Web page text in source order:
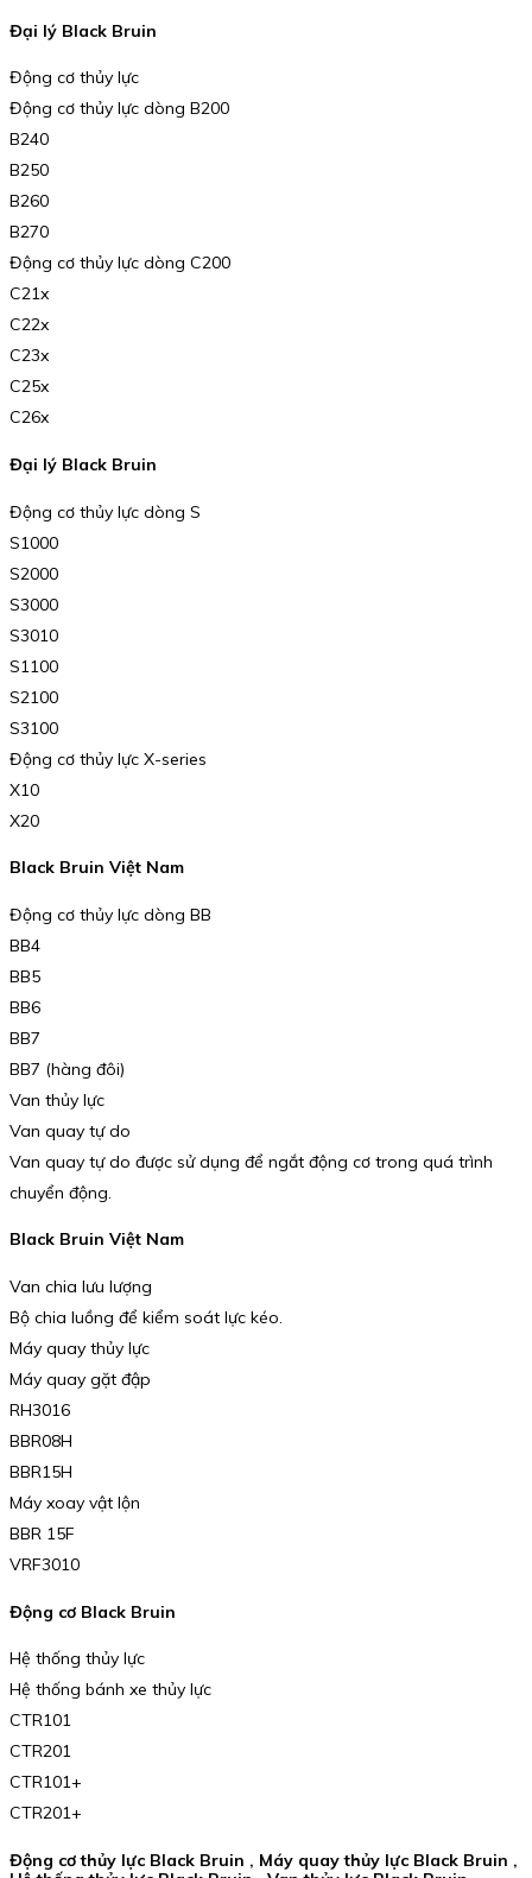
Đại lý Black Bruin
Động cơ thủy lực
Động cơ thủy lực dòng B200
B240
B250
B260
B270
Động cơ thủy lực dòng C200
C21x
C22x
C23x
C25x
C26x
Đại lý Black Bruin
Động cơ thủy lực dòng S
S1000
S2000
S3000
S3010
S1100
S2100
S3100
Động cơ thủy lực X-series
X10
X20
Black Bruin Việt Nam
Động cơ thủy lực dòng BB
BB4
BB5
BB6
BB7
BB7 (hàng đôi)
Van thủy lực
Van quay tự do
Van quay tự do được sử dụng để ngắt động cơ trong quá trình
chuyển động.
Black Bruin Việt Nam
Van chia lưu lượng
Bộ chia luồng để kiểm soát lực kéo.
Máy quay thủy lực
Máy quay gặt đập
RH3016
BBR08H
BBR15H
Máy xoay vật lộn
BBR 15F
VRF3010
Động cơ Black Bruin
Hệ thống thủy lực
Hệ thống bánh xe thủy lực
CTR101
CTR201
CTR101+
CTR201+
Động cơ thủy lực Black Bruin , Máy quay thủy lực Black Bruin ,